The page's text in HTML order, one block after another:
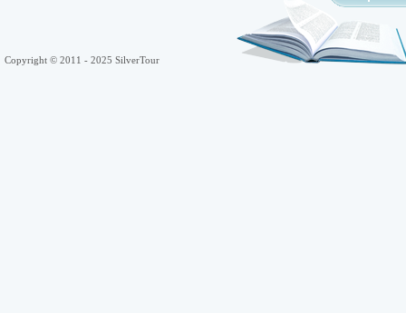
Copyright © 2011 - 2025 SilverTour